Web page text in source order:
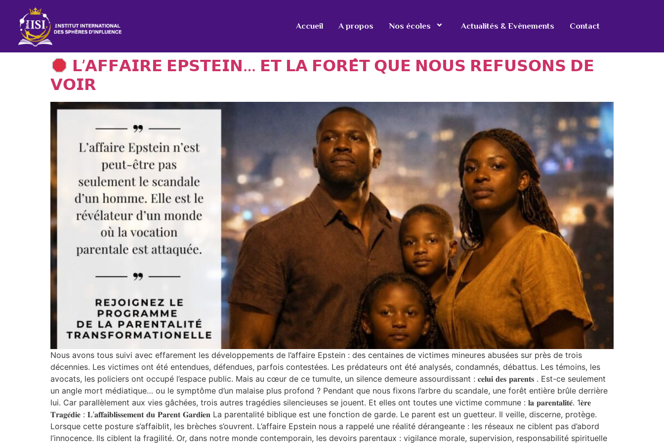
Accueil A propos Nos écoles Actualités & Evènements Contact
𝗟’𝗔𝗙𝗙𝗔𝗜𝗥𝗘 𝗘𝗣𝗦𝗧𝗘𝗜𝗡… 𝗘𝗧 𝗟𝗔 𝗙𝗢𝗥𝗘̂𝗧 𝗤𝗨𝗘 𝗡𝗢𝗨𝗦 𝗥𝗘𝗙𝗨𝗦𝗢𝗡𝗦 𝗗𝗘
𝗩𝗢𝗜𝗥
Nous avons tous suivi avec effarement les développements de l’affaire Epstein : des centaines de victimes mineures abusées sur près de trois
décennies. Les victimes ont été entendues, défendues, parfois contestées. Les prédateurs ont été analysés, condamnés, débattus. Les témoins, les
avocats, les policiers ont occupé l’espace public. Mais au cœur de ce tumulte, un silence demeure assourdissant : 𝐜𝐞𝐥𝐮𝐢 𝐝𝐞𝐬 𝐩𝐚𝐫𝐞𝐧𝐭𝐬 . Est-ce seulement
un angle mort médiatique… ou le symptôme d’un malaise plus profond ? Pendant que nous fixons l’arbre du scandale, une forêt entière brûle derrière
lui. Car parallèlement aux vies gâchées, trois autres tragédies silencieuses se jouent. Et elles ont toutes une victime commune : 𝐥𝐚 𝐩𝐚𝐫𝐞𝐧𝐭𝐚𝐥𝐢𝐭𝐞́. 1𝐞̀𝐫𝐞
𝐓𝐫𝐚𝐠𝐞́𝐝𝐢𝐞 : 𝐋’𝐚𝐟𝐟𝐚𝐢𝐛𝐥𝐢𝐬𝐬𝐞𝐦𝐞𝐧𝐭 𝐝𝐮 𝐏𝐚𝐫𝐞𝐧𝐭 𝐆𝐚𝐫𝐝𝐢𝐞𝐧 La parentalité biblique est une fonction de garde. Le parent est un guetteur. Il veille, discerne, protège.
Lorsque cette posture s’affaiblit, les brèches s’ouvrent. L’affaire Epstein nous a rappelé une réalité dérangeante : les réseaux ne ciblent pas d’abord
l’innocence. Ils ciblent la fragilité. Or, dans notre monde contemporain, les devoirs parentaux : vigilance morale, supervision, responsabilité spirituelle